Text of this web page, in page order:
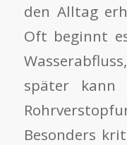
den Alltag
Oft beginnt
später kann
Besonders